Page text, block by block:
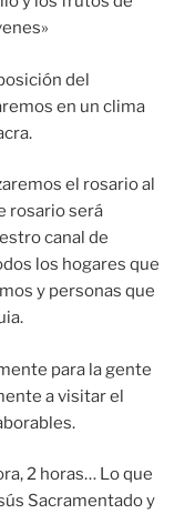
del
en un clima
el rosario al
rosario será
canal de
los hogares que
y personas que
para la gente
a visitar el
2 horas… Lo que
Sacramentado y